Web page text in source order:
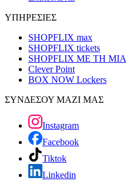
ΥΠΗΡΕΣΙΕΣ
SHOPFLIX max
SHOPFLIX tickets
SHOPFLIX ΜΕ ΤΗ ΜΙΑ
Clever Point
BOX NOW Lockers
ΣΥΝΔΕΣΟΥ ΜΑΖΙ ΜΑΣ
Instagram
Facebook
Tiktok
Linkedin